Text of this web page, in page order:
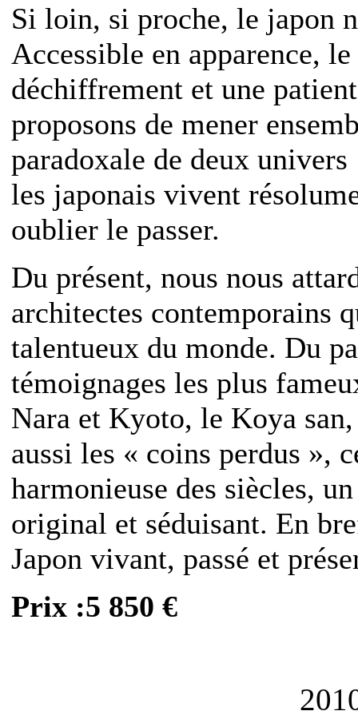
Si loin, si proche, le japon
Accessible en apparence,
déchiffrement et une
proposons de mener
paradoxale de deux
les japonais vivent
oublier le passer.
Du présent, nous nous
architectes contemporains
talentueux du monde. Du
témoignages les plus
Nara et Kyoto, le Koya
aussi les « coins perdus »,
harmonieuse des siècles,
original et séduisant. En
Japon vivant, passé et
Prix :5 850 €